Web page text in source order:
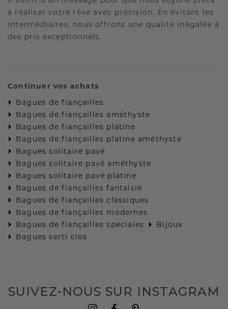
à réaliser votre rêve avec précision. En évitant les
intermédiaires, nous offrons une qualité inégalée à
des prix exceptionnels.
Continuer vos achats
Bagues de fiançailles
Bagues de fiançailles améthyste
Bagues de fiançailles platine
Bagues de fiançailles platine améthyste
Bagues solitaire pavé
Bagues solitaire pavé améthyste
Bagues solitaire pavé platine
Bagues de fiançailles fantaisie
Bagues de fiançailles classiques
Bagues de fiançailles modernes
Bagues de fiançailles spéciales
Bijoux
Bagues serti clos
SUIVEZ-NOUS SUR INSTAGRAM